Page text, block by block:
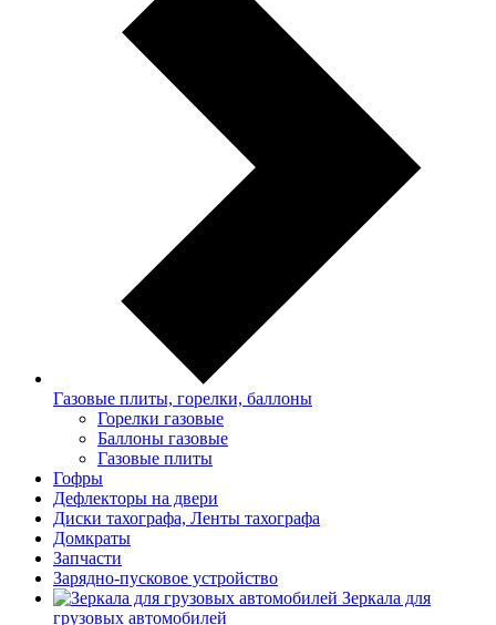
Газовые плиты, горелки, баллоны
Горелки газовые
Баллоны газовые
Газовые плиты
Гофры
Дефлекторы на двери
Диски тахографа, Ленты тахографа
Домкраты
Запчасти
Зарядно-пусковое устройство
Зеркала для
грузовых автомобилей